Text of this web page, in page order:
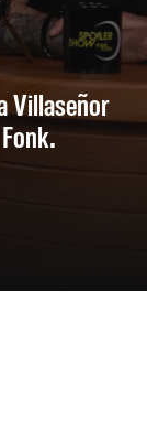
Villaseñor